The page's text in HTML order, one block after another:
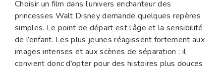
Choisir un film dans l’univers enchanteur des
princesses Walt Disney demande quelques repères
simples. Le point de départ est l’âge et la sensibilité
de l’enfant. Les plus jeunes réagissent fortement aux
images intenses et aux scènes de séparation ; il
convient donc d’opter pour des histoires plus douces